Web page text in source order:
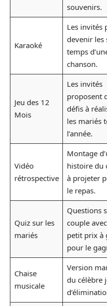
souvenirs.
Karaoké
Les invités
devenir les
temps
chanson.
Jeu des 12
Mois
Les invités
proposent
défis à
les mariés
l’année.
Vidéo
rétrospective
Montage
histoire du
à projeter
le repas.
Quiz sur les
mariés
Questions
couple
petit prix à
pour le
Chaise
musicale
Version
du célèbre